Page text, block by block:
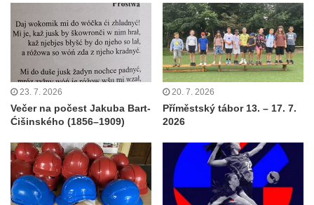
23. 7. 2026
Večer na počest Jakuba Bart-
Ćišinského (1856–1909)
20. 7. 2026
Příměstský tábor 13. – 17. 7.
2026